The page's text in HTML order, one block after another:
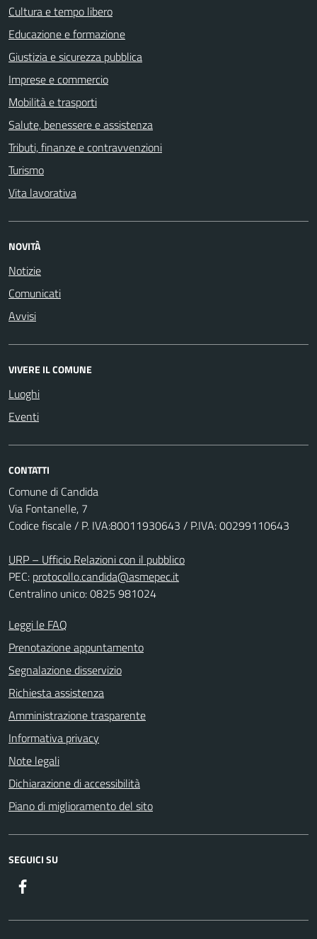
Cultura e tempo libero
Educazione e formazione
Giustizia e sicurezza pubblica
Imprese e commercio
Mobilità e trasporti
Salute, benessere e assistenza
Tributi, finanze e contravvenzioni
Turismo
Vita lavorativa
NOVITÀ
Notizie
Comunicati
Avvisi
VIVERE IL COMUNE
Luoghi
Eventi
CONTATTI
Comune di Candida
Via Fontanelle, 7
Codice fiscale / P. IVA:80011930643 / P.IVA: 00299110643
URP – Ufficio Relazioni con il pubblico
PEC: protocollo.candida@asmepec.it
Centralino unico: 0825 981024
Leggi le FAQ
Prenotazione appuntamento
Segnalazione disservizio
Richiesta assistenza
Amministrazione trasparente
Informativa privacy
Note legali
Dichiarazione di accessibilità
Piano di miglioramento del sito
SEGUICI SU